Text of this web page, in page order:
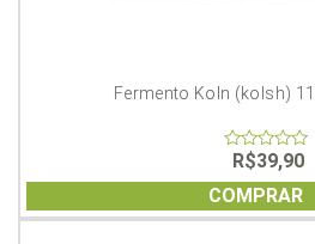
Fermento Koln (kolsh)
of
5
R$39,90
COMPRAR